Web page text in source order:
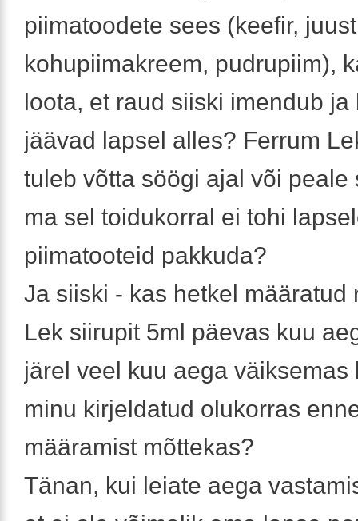
piimatoodete sees (keefir,
kohupiimakreem, pudrupiim),
loota, et raud siiski imendub ja
jäävad lapsel alles? Ferrum
tuleb võtta söögi ajal või peale
ma sel toidukorral ei tohi
piimatooteid pakkuda?
Ja siiski - kas hetkel määratud
Lek siirupit 5ml päevas kuu
järel veel kuu aega väiksemas
minu kirjeldatud olukorras
määramist mõttekas?
Tänan, kui leiate aega